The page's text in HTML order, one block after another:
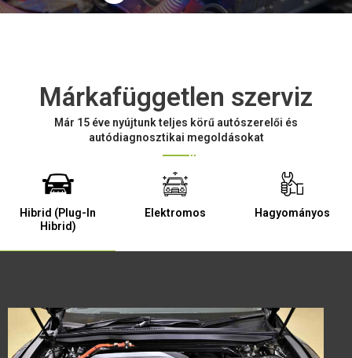
Márkafüggetlen szerviz
Már 15 éve nyújtunk teljes körű autószerelői és
autódiagnosztikai megoldásokat
Hibrid (Plug-In
Hibrid)
Elektromos Hagyományos